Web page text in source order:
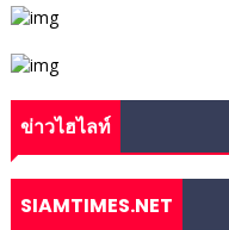
ข่าวไฮไลท์
SIAMTIMES.NET